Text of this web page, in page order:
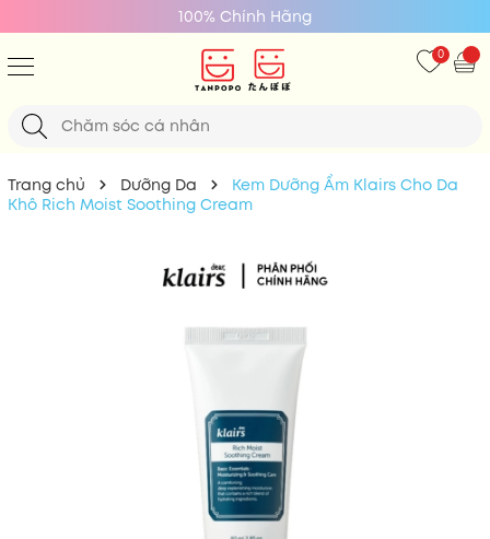
100% Chính Hãng
0
Trang chủ Dưỡng Da
Kem Dưỡng Ẩm Klairs Cho Da
Khô Rich Moist Soothing Cream